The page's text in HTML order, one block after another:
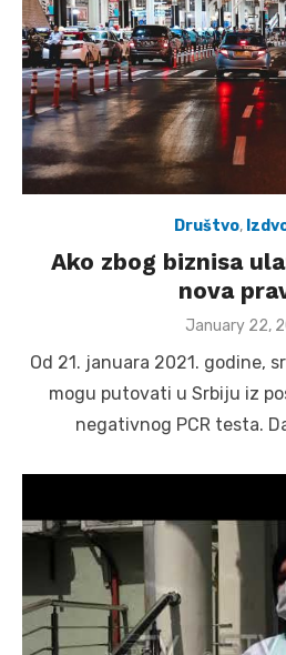
Društvo,
Ako zbog biznisa
nova
Posted
January 22,
Od 21. januara 2021. godine,
mogu putovati u Srbiju iz
negativnog PCR testa.